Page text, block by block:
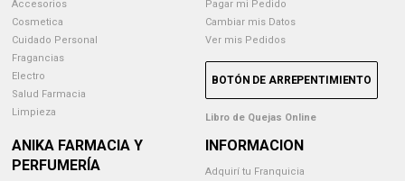
Accesorios
Cosmetica
Cuidado Personal
Fragancias
Electro
Salud Farmacia
Limpieza
Pagar mi Pedido
Cambiar mis Datos
Ver mis Pedidos
BOTÓN DE ARREPENTIMIENTO
Libro de Quejas Online
ANIKA FARMACIA Y
PERFUMERÍA
INFORMACION
Adquirí tu Franquicia